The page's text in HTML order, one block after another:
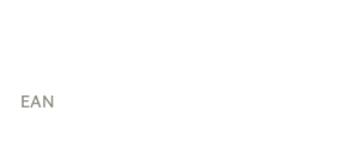
EAN